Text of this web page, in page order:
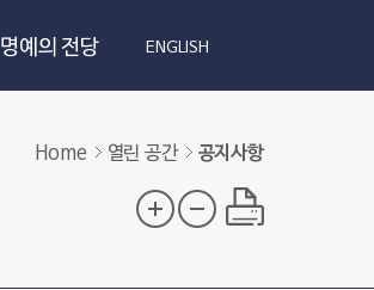
명예의 전당 ENGLISH
Home 열린 공간 공지사항